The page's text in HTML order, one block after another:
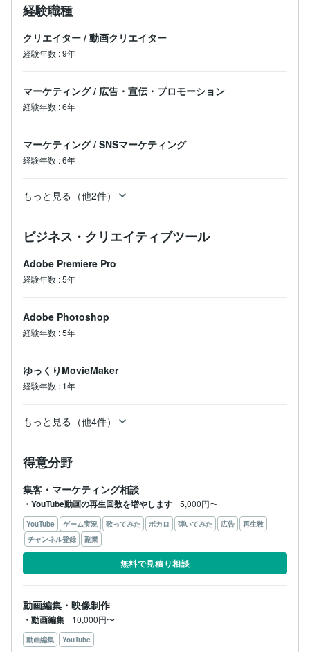
経験職種
クリエイター / 動画クリエイター
経験年数 :9年
マーケティング / 広告・宣伝・プロモーション
経験年数 :6年
マーケティング / SNSマーケティング
経験年数 :6年
もっと見る（他2件）
ビジネス・クリエイティブツール
Adobe Premiere Pro
経験年数 :5年
Adobe Photoshop
経験年数 :5年
ゆっくりMovieMaker
経験年数 : 1年
もっと見る（他4件）
得意分野
集客・マーケティング相談
・YouTube動画の再生回数を増やします 5,000円〜
YouTube ゲーム実況 歌ってみた ボカロ 弾いてみた 広告
再生数
チャンネル登録
副業
無料で見積り相談
動画編集・映像制作
・動画編集 10,000円〜
動画編集 YouTube